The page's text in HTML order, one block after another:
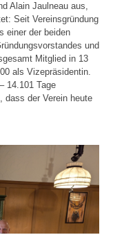
Alain Jaulneau aus,
Seit Vereinsgründung
einer der beiden
und
Mitglied in 13
als Vizepräsidentin.
14.101 Tage
dass der Verein heute